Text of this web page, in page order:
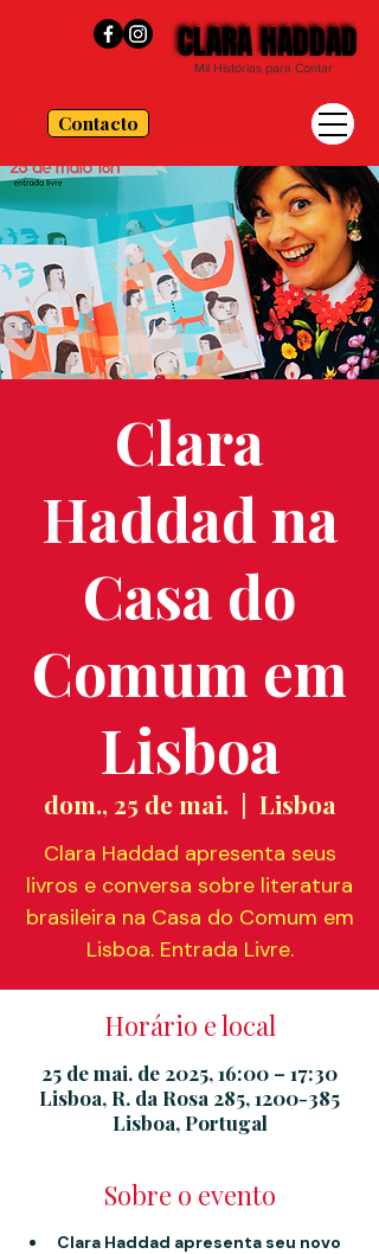
Contacto
CLARA HADDAD
CLARA HADDAD
Mil Histórias para Contar
Clara
Haddad na
Casa do
Comum em
Lisboa
dom., 25 de mai.
  |
Lisboa
Clara Haddad apresenta seus
livros e conversa sobre literatura
brasileira na Casa do Comum em
Lisboa. Entrada Livre.
Horário e local
25 de mai. de 2025, 16:00 – 17:30
Lisboa, R. da Rosa 285, 1200-385
Lisboa, Portugal
Sobre o evento
Clara Haddad apresenta seu novo